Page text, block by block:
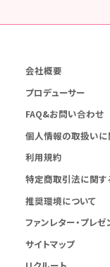
会社概要
プロデューサー
FAQ&お問い合わせ
個人情報の取扱いに
利用規約
特定商取引法に関す
推奨環境について
ファンレター・プレ
サイトマップ